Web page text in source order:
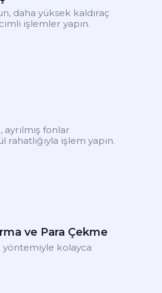
daha yüksek kaldıraç
işlemler yapın.
fonlar
rahatlığıyla işlem yapın.
ve Para Çekme
kolayca